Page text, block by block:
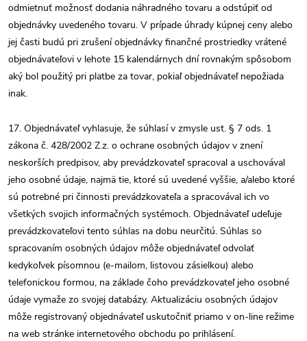
odmietnuť možnosť dodania náhradného tovaru a odstúpiť od
objednávky uvedeného tovaru. V prípade úhrady kúpnej ceny alebo
jej časti budú pri zrušení objednávky finančné prostriedky vrátené
objednávateľovi v lehote 15 kalendárnych dní rovnakým spôsobom
aký bol použitý pri platbe za tovar, pokiaľ objednávateľ nepožiada
inak.
17. Objednávateľ vyhlasuje, že súhlasí v zmysle ust. § 7 ods. 1
zákona č. 428/2002 Z.z. o ochrane osobných údajov v znení
neskorších predpisov, aby prevádzkovateľ spracoval a uschovával
jeho osobné údaje, najmä tie, ktoré sú uvedené vyššie, a/alebo ktoré
sú potrebné pri činnosti prevádzkovateľa a spracovával ich vo
všetkých svojich informačných systémoch. Objednávateľ udeľuje
prevádzkovateľovi tento súhlas na dobu neurčitú. Súhlas so
spracovaním osobných údajov môže objednávateľ odvolať
kedykoľvek písomnou (e-mailom, listovou zásielkou) alebo
telefonickou formou, na základe čoho prevádzkovateľ jeho osobné
údaje vymaže zo svojej databázy. Aktualizáciu osobných údajov
môže registrovaný objednávateľ uskutočniť priamo v on-line režime
na web stránke internetového obchodu po prihlásení.